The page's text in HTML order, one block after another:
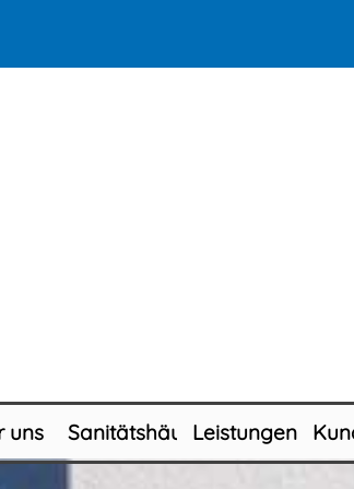
uns SanitätshäuserLeistungen